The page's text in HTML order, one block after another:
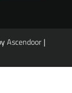
Ascendoor |